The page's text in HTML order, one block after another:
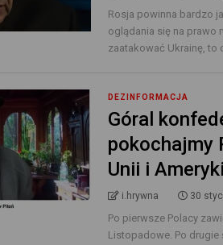
Rosja powinna bardzo
oglądania się na prawo
zaatakować Ukrainę, to
DEZINFORMACJA
Góral
pokochajmy
Unii i Ameryki
i.hrywna 30
Po pierwsze Polacy
Listopadowe. Po